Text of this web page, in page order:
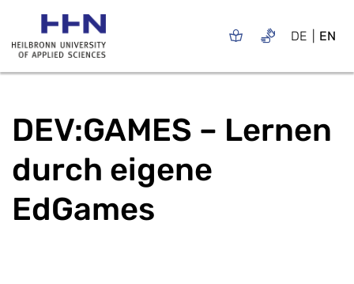
DE EN
DEV:GAMES – Lernen
durch eigene
EdGames